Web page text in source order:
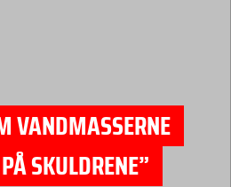
VANDMASSERNE
SKULDRENE”